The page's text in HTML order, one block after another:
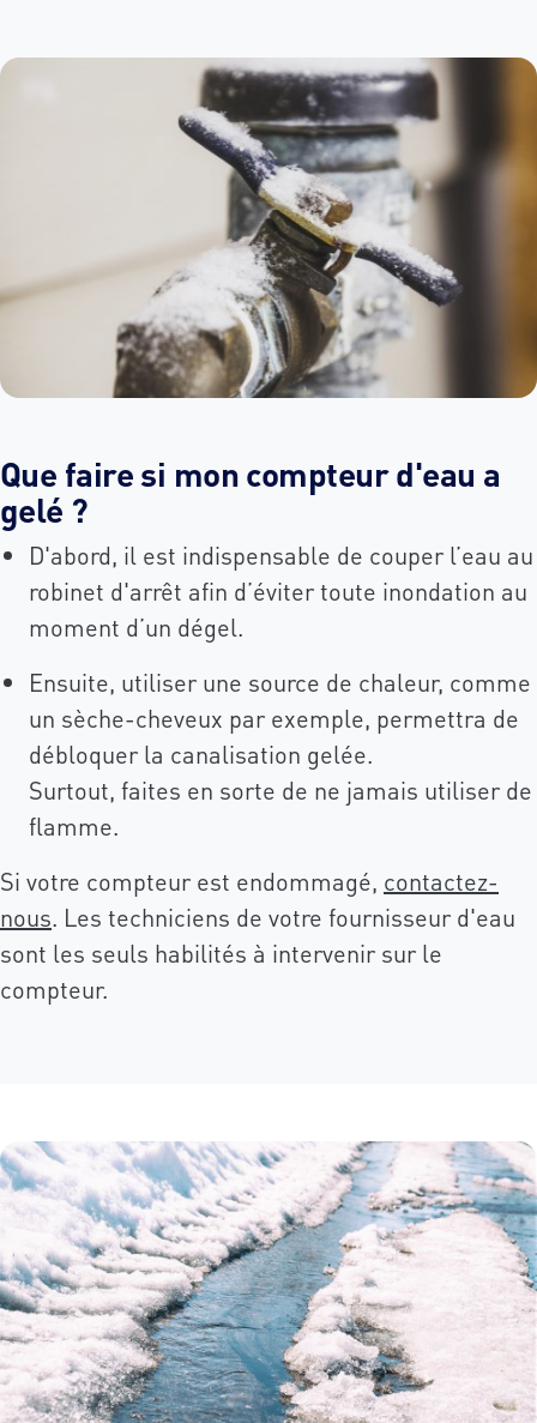
Que faire si mon compteur d'eau a
gelé ?
D'abord, il est indispensable de couper l’eau au
robinet d'arrêt afin d’éviter toute inondation au
moment d’un dégel.
Ensuite, utiliser une source de chaleur, comme
un sèche-cheveux par exemple, permettra de
débloquer la canalisation gelée.
Surtout, faites en sorte de ne jamais utiliser de
flamme.
Si votre compteur est endommagé, contactez-
nous. Les techniciens de votre fournisseur d'eau
sont les seuls habilités à intervenir sur le
compteur.